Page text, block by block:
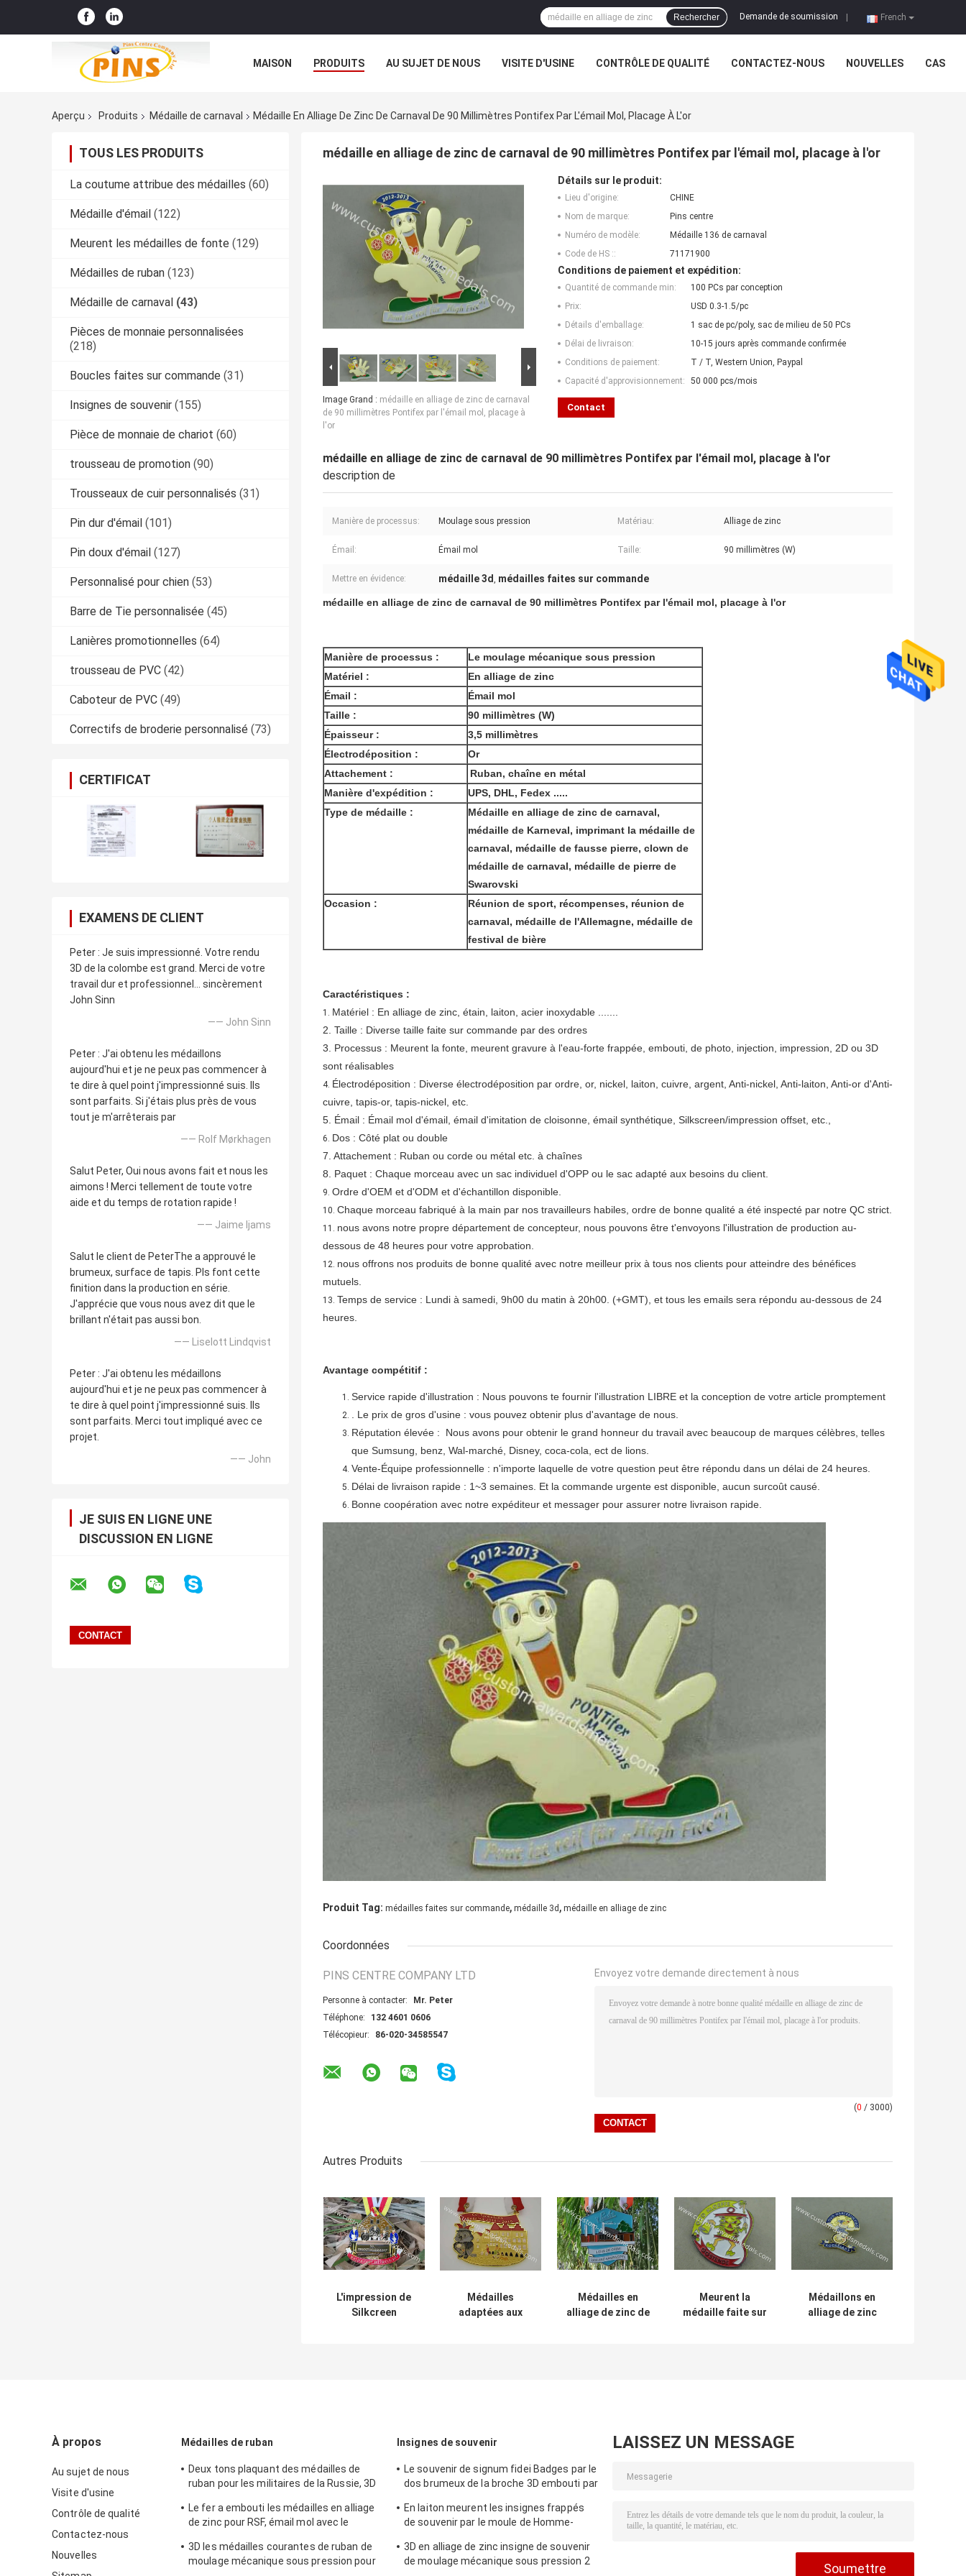
French
Demande de soumission
Rechercher
MAISON PRODUITS AU SUJET DE NOUS VISITE D'USINE CONTRÔLE DE QUALITÉ CONTACTEZ-NOUS NOUVELLES CAS
Aperçu Produits Médaille de carnaval Médaille En Alliage De Zinc De Carnaval De 90 Millimètres Pontifex Par L'émail Mol, Placage À L'or
TOUS LES PRODUITS
La coutume attribue des médailles (60)
Médaille d'émail (122)
Meurent les médailles de fonte (129)
Médailles de ruban (123)
Médaille de carnaval (43)
Pièces de monnaie personnalisées
(218)
Boucles faites sur commande (31)
Insignes de souvenir (155)
Pièce de monnaie de chariot (60)
trousseau de promotion (90)
Trousseaux de cuir personnalisés (31)
Pin dur d'émail (101)
Pin doux d'émail (127)
Personnalisé pour chien (53)
Barre de Tie personnalisée (45)
Lanières promotionnelles (64)
trousseau de PVC (42)
Caboteur de PVC (49)
Correctifs de broderie personnalisé (73)
CERTIFICAT
EXAMENS DE CLIENT
Peter : Je suis impressionné. Votre rendu
3D de la colombe est grand. Merci de votre
travail dur et professionnel… sincèrement
John Sinn
—— John Sinn
Peter : J'ai obtenu les médaillons
aujourd'hui et je ne peux pas commencer à
te dire à quel point j'impressionné suis. Ils
sont parfaits. Si j'étais plus près de vous
tout je m'arrêterais par
—— Rolf Mørkhagen
Salut Peter, Oui nous avons fait et nous les
aimons ! Merci tellement de toute votre
aide et du temps de rotation rapide !
—— Jaime Ijams
Salut le client de PeterThe a approuvé le
brumeux, surface de tapis. Pls font cette
finition dans la production en série.
J'apprécie que vous nous avez dit que le
brillant n'était pas aussi bon.
—— Liselott Lindqvist
Peter : J'ai obtenu les médaillons
aujourd'hui et je ne peux pas commencer à
te dire à quel point j'impressionné suis. Ils
sont parfaits. Merci tout impliqué avec ce
projet.
—— John
JE SUIS EN LIGNE UNE
DISCUSSION EN LIGNE
médaille en alliage de zinc de carnaval de 90 millimètres Pontifex par l'émail mol, placage à l'or
Image Grand : médaille en alliage de zinc de carnaval
de 90 millimètres Pontifex par l'émail mol, placage à
l'or
Détails sur le produit:
Lieu d'origine:
CHINE
Nom de marque:
Pins centre
Numéro de modèle:
Médaille 136 de carnaval
Code de HS ::
71171900
Conditions de paiement et expédition:
Quantité de commande min:
100 PCs par conception
Prix:
USD 0.3-1.5/pc
Détails d'emballage:
1 sac de pc/poly, sac de milieu de 50 PCs
Délai de livraison:
10-15 jours après commande confirmée
Conditions de paiement:
T / T, Western Union, Paypal
Capacité d'approvisionnement:
50 000 pcs/mois
Contact
médaille en alliage de zinc de carnaval de 90 millimètres Pontifex par l'émail mol, placage à l'or
description de
Manière de processus: Moulage sous pression Matériau: Alliage de zinc
Émail: Émail mol Taille: 90 millimètres (W)
Mettre en évidence: médaille 3d, médailles faites sur commande
médaille en alliage de zinc de carnaval de 90 millimètres Pontifex par l'émail mol, placage à l'or
Manière de processus :
Le moulage mécanique sous pression
Matériel :
En alliage de zinc
Émail :
Émail mol
Taille :
90 millimètres (W)
Épaisseur :
3,5 millimètres
Électrodéposition :
Or
Attachement :
Ruban, chaîne en métal
Manière d'expédition :
UPS, DHL, Fedex .....
Type de médaille :
Médaille en alliage de zinc de carnaval,
médaille de Karneval, imprimant la médaille de
carnaval, médaille de fausse pierre, clown de
médaille de carnaval, médaille de pierre de
Swarovski
Occasion :
Réunion de sport, récompenses, réunion de
carnaval, médaille de l'Allemagne, médaille de
festival de bière
Caractéristiques :
1. Matériel : En alliage de zinc, étain, laiton, acier inoxydable .......
2. Taille : Diverse taille faite sur commande par des ordres
3. Processus : Meurent la fonte, meurent gravure à l'eau-forte frappée, embouti, de photo, injection, impression, 2D ou 3D
sont réalisables
4. Électrodéposition : Diverse électrodéposition par ordre, or, nickel, laiton, cuivre, argent, Anti-nickel, Anti-laiton, Anti-or d'Anti-
cuivre, tapis-or, tapis-nickel, etc.
5. Émail : Émail mol d'émail, émail d'imitation de cloisonne, émail synthétique, Silkscreen/impression offset, etc.,
6. Dos : Côté plat ou double
7. Attachement : Ruban ou corde ou métal etc. à chaînes
8. Paquet : Chaque morceau avec un sac individuel d'OPP ou le sac adapté aux besoins du client.
9. Ordre d'OEM et d'ODM et d'échantillon disponible.
10. Chaque morceau fabriqué à la main par nos travailleurs habiles, ordre de bonne qualité a été inspecté par notre QC strict.
11. nous avons notre propre département de concepteur, nous pouvons être t'envoyons l'illustration de production au-
dessous de 48 heures pour votre approbation.
12. nous offrons nos produits de bonne qualité avec notre meilleur prix à tous nos clients pour atteindre des bénéfices
mutuels.
13. Temps de service : Lundi à samedi, 9h00 du matin à 20h00. (+GMT), et tous les emails sera répondu au-dessous de 24
heures.
Avantage compétitif :
Service rapide d'illustration : Nous pouvons te fournir l'illustration LIBRE et la conception de votre article promptement
. Le prix de gros d'usine : vous pouvez obtenir plus d'avantage de nous.
Réputation élevée : Nous avons pour obtenir le grand honneur du travail avec beaucoup de marques célèbres, telles
que Sumsung, benz, Wal-marché, Disney, coca-cola, ect de lions.
Vente-Équipe professionnelle : n'importe laquelle de votre question peut être répondu dans un délai de 24 heures.
Délai de livraison rapide : 1~3 semaines. Et la commande urgente est disponible, aucun surcoût causé.
Bonne coopération avec notre expéditeur et messager pour assurer notre livraison rapide.
Produit Tag: médailles faites sur commande, médaille 3d , médaille en alliage de zinc
Coordonnées
PINS CENTRE COMPANY LTD
Personne à contacter:
Mr. Peter
Téléphone:
132 4601 0606
Télécopieur:
86-020-34585547
Envoyez votre demande directement à nous
(0 / 3000)
Autres Produits
L'impression de
Silkcreen
Médailles
adaptées aux
Médailles en
alliage de zinc de
Meurent la
médaille faite sur
Médaillons en
alliage de zinc
À propos
Au sujet de nous
Visite d'usine
Contrôle de qualité
Contactez-nous
Nouvelles
Médailles de ruban
Deux tons plaquant des médailles de
ruban pour les militaires de la Russie, 3D
Le fer a embouti les médailles en alliage
de zinc pour RSF, émail mol avec le
3D les médailles courantes de ruban de
moulage mécanique sous pression pour
Insignes de souvenir
Le souvenir de signum fidei Badges par le
dos brumeux de la broche 3D embouti par
En laiton meurent les insignes frappés
de souvenir par le moule de Homme-
antique
3D en alliage de zinc insigne de souvenir
de moulage mécanique sous pression 2
LAISSEZ UN MESSAGE